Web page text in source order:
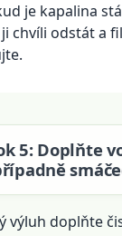
je kapalina
chvíli odstát a
5: Doplňte
výluh doplňte